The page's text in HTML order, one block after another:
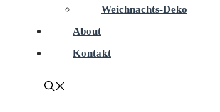
Weichnachts-Deko
About
Kontakt